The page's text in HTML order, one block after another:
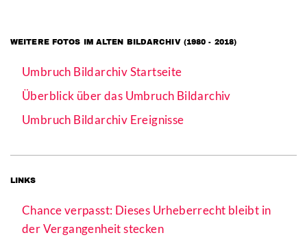
WEITERE FOTOS IM ALTEN BILDARCHIV (1980 - 2018)
Umbruch Bildarchiv Startseite
Überblick über das Umbruch Bildarchiv
Umbruch Bildarchiv Ereignisse
LINKS
Chance verpasst: Dieses Urheberrecht bleibt in
der Vergangenheit stecken